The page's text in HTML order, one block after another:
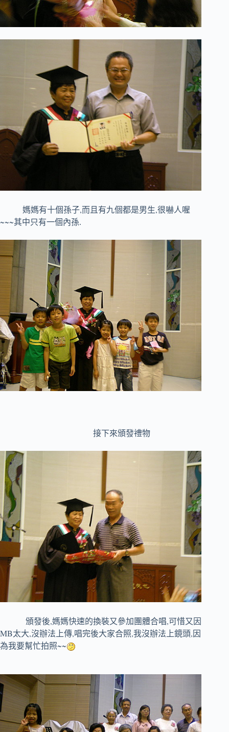
媽媽有十個孫子,而且有九個都是男生,很嚇人喔
~~~其中只有一個內孫.
接下來頒發禮物
頒發後,媽媽快速的換裝又參加團體合唱,可惜又因
MB太大,沒辦法上傳,唱完後大家合照,我沒辦法上鏡頭, 因
為我要幫忙拍照~~